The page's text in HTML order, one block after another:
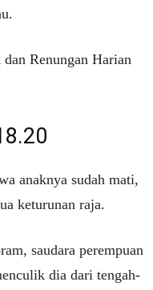
Renungan Harian
anaknya sudah mati,
keturunan raja.
saudara perempuan
dia dari tengah-